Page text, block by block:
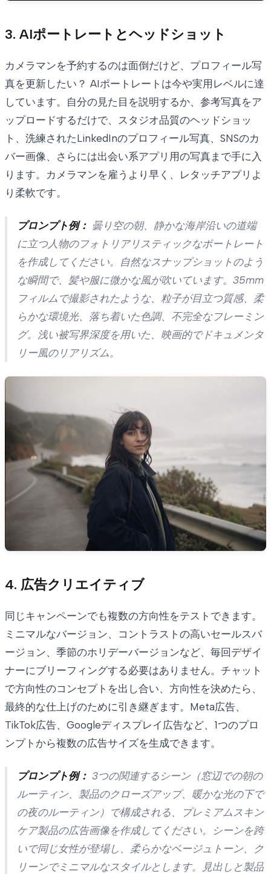
3. AIポートレートとヘッドショット
カメラマンを予約するのは面倒だけど、プロフィール写
真を更新したい？ AIポートレートは今や実用レベルに達
しています。自分の見た目を説明するか、参考写真をア
ップロードするだけで、スタジオ品質のヘッドショッ
ト、洗練されたLinkedInのプロフィール写真、SNSのカ
バー画像、さらには出会い系アプリ用の写真まで手に入
ります。カメラマンを雇うより早く、レタッチアプリよ
り柔軟です。
プロンプト例： 曇り空の朝、静かな海岸沿いの道端
に立つ人物のフォトリアリスティックなポートレート
を作成してください。自然なスナップショットのよう
な瞬間で、髪や服に微かな風が吹いています。35mm
フィルムで撮影されたような、粒子が目立つ質感、柔
らかな環境光、落ち着いた色調、不完全なフレーミン
グ。浅い被写界深度を用いた、映画的でドキュメンタ
リー風のリアリズム。
4. 広告クリエイティブ
同じキャンペーンでも複数の方向性をテストできます。
ミニマルなバージョン、コントラストの高いセールスバ
ージョン、季節のホリデーバージョンなど、毎回デザイ
ナーにブリーフィングする必要はありません。チャット
で方向性のコンセプトを出し合い、方向性を決めたら、
最終的な仕上げのために引き継ぎます。Meta広告、
TikTok広告、Googleディスプレイ広告など、1つのプロ
ンプトから複数の広告サイズを生成できます。
プロンプト例： 3つの関連するシーン（窓辺での朝の
ルーティン、製品のクローズアップ、暖かな光の下で
の夜のルーティン）で構成される、プレミアムスキン
ケア製品の広告画像を作成してください。シーンを跨
いで同じ女性が登場し、柔らかなベージュトーン、ク
リーンでミニマルなスタイルとします。見出しと製品